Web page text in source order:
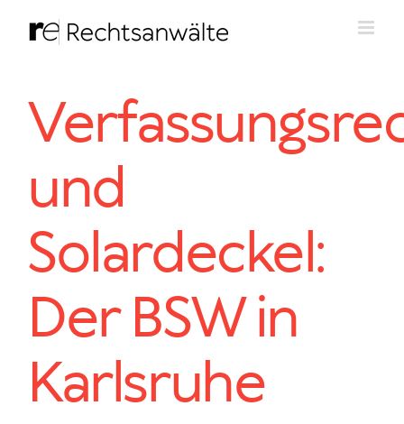
Inhalt
und
Solardeckel:
Der BSW in
Karlsruhe